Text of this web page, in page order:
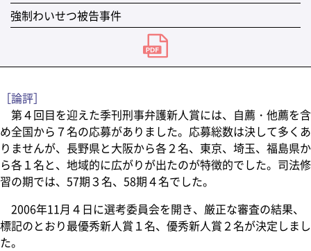
強制わいせつ被告事件
［論評］
第４回目を迎えた季刊刑事弁護新人賞には、自薦・他薦を含
め全国から７名の応募がありました。応募総数は決して多くあ
りませんが、長野県と大阪から各２名、東京、埼玉、福島県か
ら各１名と、地域的に広がりが出たのが特徴的でした。司法修
習の期では、57期３名、58期４名でした。
2006年11月４日に選考委員会を開き、厳正な審査の結果、
標記のとおり最優秀新人賞１名、優秀新人賞２名が決定しまし
た。